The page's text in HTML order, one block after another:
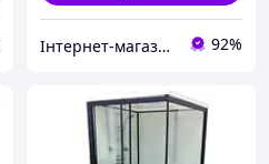
Інтернет-магазин дверей, сантехніки та меблів «Хутко» 92%